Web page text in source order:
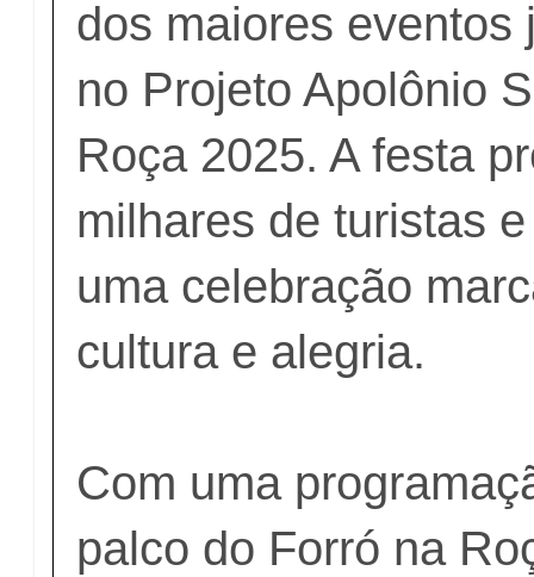
dos maiores eventos
no Projeto Apolônio
Roça 2025. A festa
milhares de turistas
uma celebração
cultura e alegria.
Com uma
palco do Forró na